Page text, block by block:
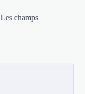
Les champs